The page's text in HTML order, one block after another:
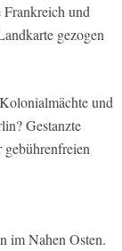
und
gezogen
und
Gestanzte
im Nahen Osten.